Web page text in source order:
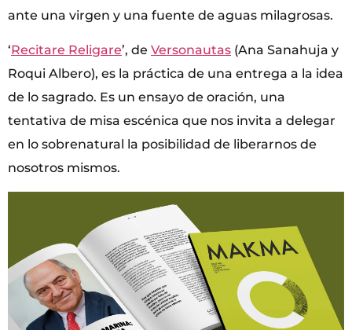
ante una virgen y una fuente de aguas milagrosas.
‘Recitare Religare’, de Versonautas (Ana Sanahuja y
Roqui Albero), es la práctica de una entrega a la idea
de lo sagrado. Es un ensayo de oración, una
tentativa de misa escénica que nos invita a delegar
en lo sobrenatural la posibilidad de liberarnos de
nosotros mismos.